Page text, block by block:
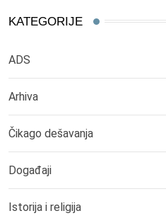
KATEGORIJE
ADS
Arhiva
Čikago dešavanja
Događaji
Istorija i religija